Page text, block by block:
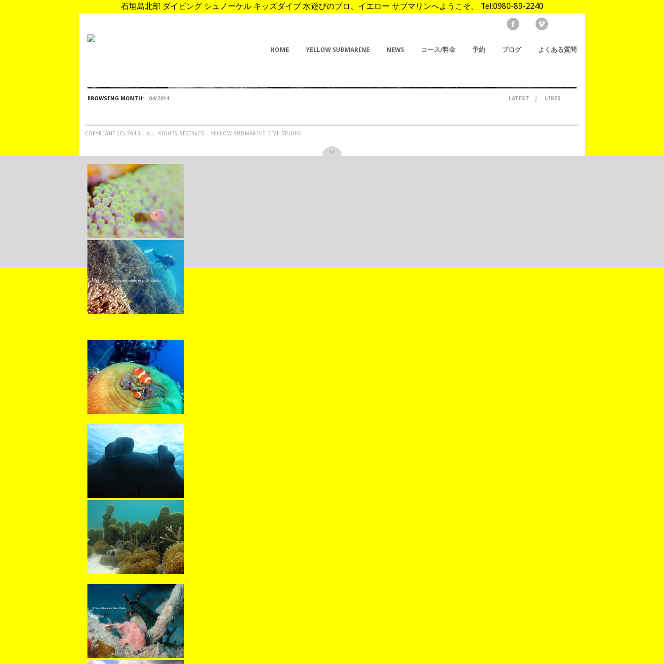
石垣島北部 ダイビング シュノーケル キッズダイブ 水遊びのプロ、イエロー サブマリンへようこそ。 Tel:0980-89-2240
HOME YELLOW SUBMARINE NEWS コース/料金 予約 ブログ よくある質問
BROWSING MONTH: 04/2014 LATEST LIKES
COPYRIGHT (C) 2013 - ALL RIGHTS RESERVED - YELLOW SUBMARINE DIVE STUDIO